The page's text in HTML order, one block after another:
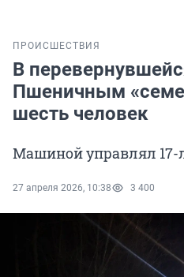
ПРОИСШЕСТВИЯ
В
Пшеничным
шесть человек
Машиной управлял 17-
27 апреля 2026, 10:38 3 400